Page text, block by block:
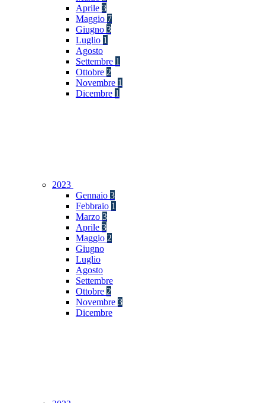
Aprile 3
Maggio 7
Giugno 3
Luglio 1
Agosto
Settembre 1
Ottobre 2
Novembre 1
Dicembre 1
2023
Gennaio 3
Febbraio 1
Marzo 3
Aprile 3
Maggio 2
Giugno
Luglio
Agosto
Settembre
Ottobre 2
Novembre 3
Dicembre